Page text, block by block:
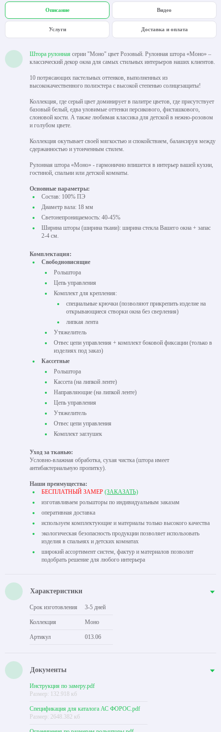
Описание Видео
Услуги Доставка и оплата
Штора рулонная серии "Моно" цвет Розовый. Рулонная штора «Моно» –
классический декор окна для самых стильных интерьеров наших клиентов.
10 потрясающих пастельных оттенков, выполненных из
высококачественного полиэстера с высокой степенью солнцезащиты!
Коллекция, где серый цвет доминирует в палитре цветов, где присутствует
базовый белый, едва уловимые оттенки персикового, фисташкового,
слоновой кости. А также любимая классика для детской в нежно-розовом
и голубом цвете.
Коллекция окутывает своей мягкостью и спокойствием, балансируя между
сдержанностью и утонченным стилем.
Рулонная штора «Моно» - гармонично впишется в интерьер вашей кухни,
гостиной, спальни или детской комнаты.
Основные параметры:
Состав: 100% ПЭ
Диаметр вала: 18 мм
Светонепроницаемость: 40-45%
Ширина шторы (ширина ткани): ширина стекла Вашего окна + запас
2-4 см.
Комплектация:
Свободновисящие
Рольштора
Цепь управления
Комплект для крепления:
специальные крючки (позволяют прикрепить изделие на
открывающиеся створки окна без сверления)
липкая лента
Утяжелитель
Отвес цепи управления + комплект боковой фиксации (только в
изделиях под заказ)
Кассетные
Рольштора
Кассета (на липкой ленте)
Направляющие (на липкой ленте)
Цепь управления
Утяжелитель
Отвес цепи управления
Комплект заглушек
Уход за тканью:
Условно-влажная обработка, сухая чистка (штора имеет
антибактериальную пропитку).
Наши преимущества:
БЕСПЛАТНЫЙ ЗАМЕР (ЗАКАЗАТЬ)
изготавливаем рольшторы по индивидуальным заказам
оперативная доставка
используем комплектующие и материалы только высокого качества
экологическая безопасность продукции позволяет использовать
изделия в спальнях и детских комнатах
широкий ассортимент систем, фактур и материалов позволит
подобрать решение для любого интерьера
Характеристики
Срок изготовления 3-5 дней
Коллекция Моно
Артикул 013.06
Документы
Инструкция по замеру.pdf
Размер: 132.918 кб
Спецификация для каталога АС ФОРОС.pdf
Размер: 2648.382 кб